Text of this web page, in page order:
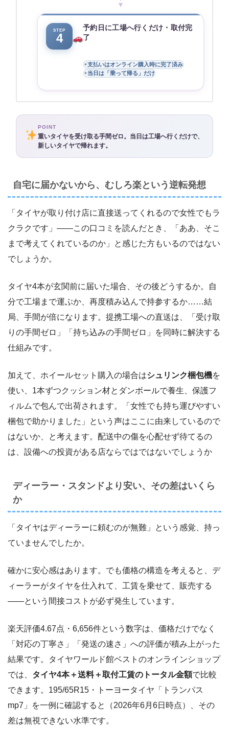
▼
STEP
4
予約日に工場へ行くだけ・取付完
了
支払いはオンライン購入時に完了済み
当日は「乗って帰る」だけ
POINT
重いタイヤを受け取る手間ゼロ。当日は工場へ行くだけで、
新しいタイヤで帰れます。
自宅に届かないから、むしろ楽という逆転発想
「タイヤが取り付け店に直接送ってくれるので女性でもラ
クラクです」――この口コミを読んだとき、「ああ、そこ
まで考えてくれているのか」と感じた方もいるのではない
でしょうか。
タイヤ4本が玄関前に届いた場合、その後どうするか。自
分で工場まで運ぶか、再度積み込んで持参するか……結
局、手間が倍になります。提携工場への直送は、「受け取
りの手間ゼロ」「持ち込みの手間ゼロ」を同時に解決する
仕組みです。
加えて、ホイールセット購入の場合はシュリンク梱包機を
使い、1本ずつクッション材とダンボールで養生、保護フ
ィルムで包んで出荷されます。「女性でも持ち運びやすい
梱包で助かりました」という声はここに由来しているので
はないか、と考えます。配送中の傷を心配せず待てるの
は、設備への投資がある店ならではではないでしょうか
ディーラー・スタンドより安い、その差はいくら
か
「タイヤはディーラーに頼むのが無難」という感覚、持っ
ていませんでしたか。
確かに安心感はあります。でも価格の構造を考えると、デ
ィーラーがタイヤを仕入れて、工賃を乗せて、販売する
――という間接コストが必ず発生しています。
楽天評価4.67点・6,656件という数字は、価格だけでなく
「対応の丁寧さ」「発送の速さ」への評価が積み上がった
結果です。タイヤワールド館ベストのオンラインショップ
では、 タイヤ4本＋送料＋取付工賃のトータル金額で比較
できます。195/65R15・トーヨータイヤ「トランパス
mp7」を一例に確認すると（2026年6月6日時点）、その
差は無視できない水準です。